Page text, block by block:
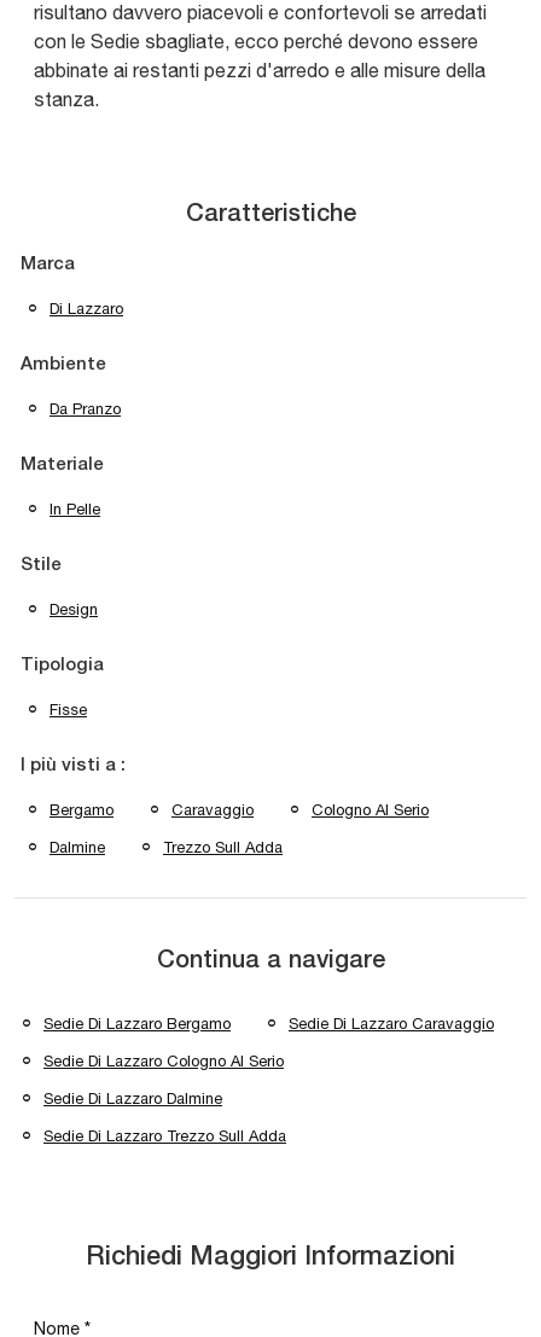
risultano davvero piacevoli e confortevoli se arredati
con le Sedie sbagliate, ecco perché devono essere
abbinate ai restanti pezzi d'arredo e alle misure della
stanza.
Caratteristiche
Marca
Di Lazzaro
Ambiente
Da Pranzo
Materiale
In Pelle
Stile
Design
Tipologia
Fisse
I più visti a :
Bergamo Caravaggio Cologno Al Serio
Dalmine Trezzo Sull Adda
Continua a navigare
Sedie Di Lazzaro Bergamo Sedie Di Lazzaro Caravaggio
Sedie Di Lazzaro Cologno Al Serio
Sedie Di Lazzaro Dalmine
Sedie Di Lazzaro Trezzo Sull Adda
Richiedi Maggiori Informazioni